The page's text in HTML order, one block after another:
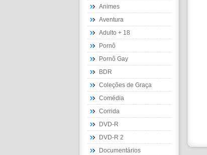
Animes
Aventura
Adulto + 18
Pornô
Pornô Gay
BDR
Coleções de Graça
Comédia
Corrida
DVD-R
DVD-R 2
Documentários